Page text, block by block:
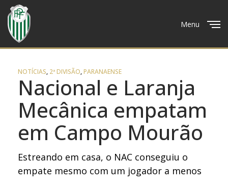
Menu
NOTÍCIAS, 2ª DIVISÃO,PARANAENSE
Nacional e Laranja
Mecânica empatam
em Campo Mourão
Estreando em casa, o NAC conseguiu o
empate mesmo com um jogador a menos